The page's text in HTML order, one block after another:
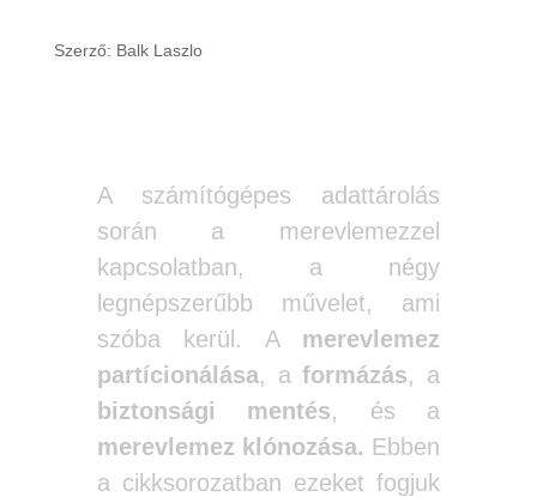
Szerző: Balk Laszlo
A számítógépes adattárolás
során a merevlemezzel
kapcsolatban, a négy
legnépszerűbb művelet, ami
szóba kerül. A merevlemez
partícionálása, aformázás, a
biztonsági mentés, és a
merevlemez klónozása. Ebben
a cikksorozatban ezeket fogjuk